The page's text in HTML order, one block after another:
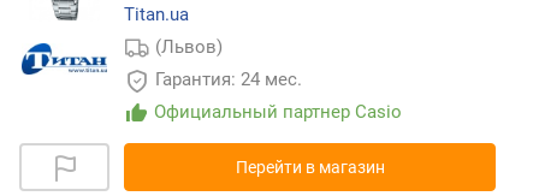
Titan.ua
(Львов)
Гарантия: 24 мес.
Официальный партнер Casio
Перейти в магазин